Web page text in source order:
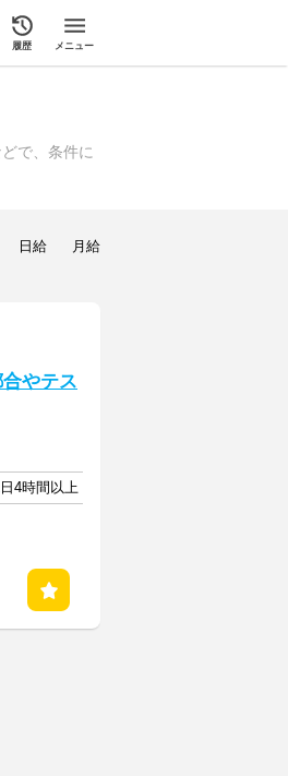
履歴 メニュー
で、条件に
日給 月給
やテス
4時間以上